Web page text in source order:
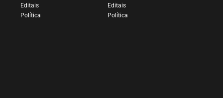
Editais
Política
Editais
Política